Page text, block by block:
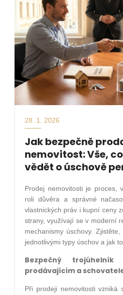
28. 1. 2026
Jak bezpečně
nemovitost: Vše,
vědět o úschově
Prodej nemovitosti je proces,
roli důvěra a správné
vlastnických práv i kupní ceny
strany, využívají se v moderní
mechanismy úschovy.
jednotlivými typy úschov a jak
Bezpečný trojúhelník
prodávajícím a
Při prodeji nemovitosti vzniká